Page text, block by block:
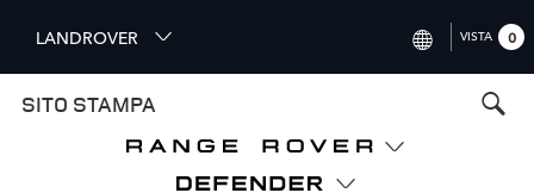
i
p
LANDROVER VISTA 0
SITO STAMPA